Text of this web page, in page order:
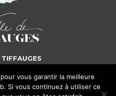
- 85130 TIFFAUGES
65 72 25
vous garantir la meilleure
Si vous continuez à utiliser ce